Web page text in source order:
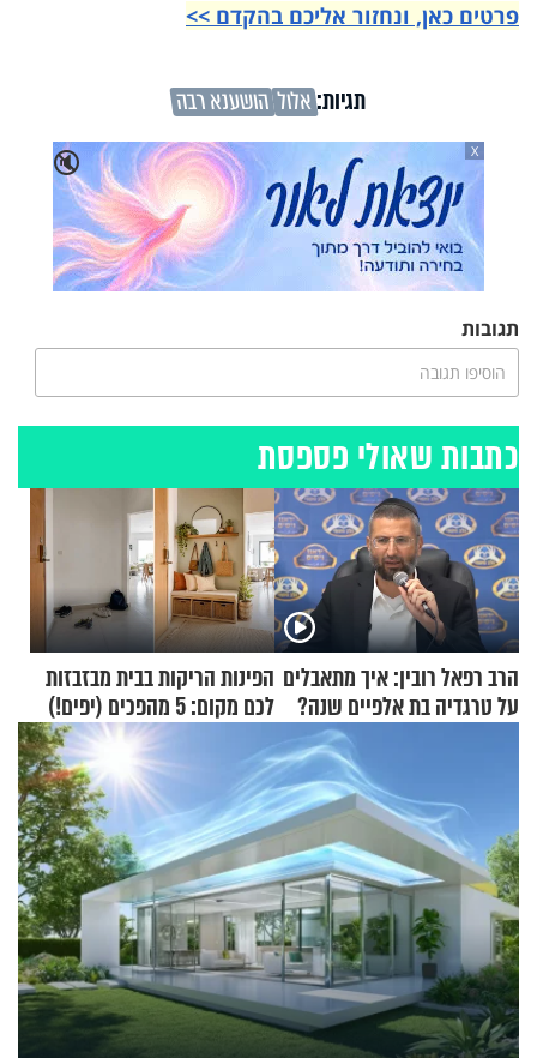
פרטים כאן, ונחזור אליכם בהקדם >>
תגיות:אלול הושענא רבה
🔇
X
תגובות
הוסיפו תגובה
כתבות שאולי פספסת
הרב רפאל רובין: איך מתאבלים
על טרגדיה בת אלפיים שנה?
הפינות הריקות בבית מבזבזות
לכם מקום: 5 מהפכים (יפים!)
שאפשר לעשות כבר היום